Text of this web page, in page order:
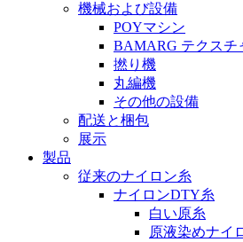
機械および設備
POYマシン
BAMARG テクスチ
撚り機
丸編機
その他の設備
配送と梱包
展示
製品
従来のナイロン糸
ナイロンDTY糸
白い原糸
原液染めナイ